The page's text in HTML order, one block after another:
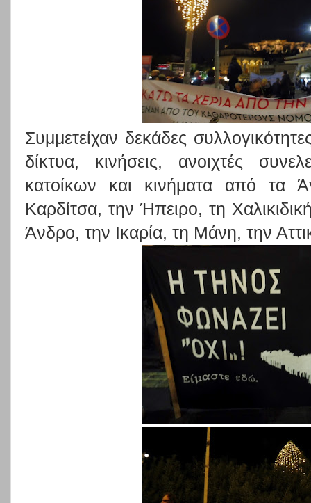
Συμμετείχαν δεκάδες
δίκτυα, κινήσεις, ανοιχτές
κατοίκων και κινήματα από τα
Καρδίτσα, την Ήπειρο, τη
Άνδρο, την Ικαρία, τη Μάνη, την